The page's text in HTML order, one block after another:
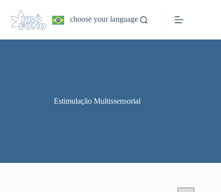
conteúdo
choose your language
Estimulação Multissensorial